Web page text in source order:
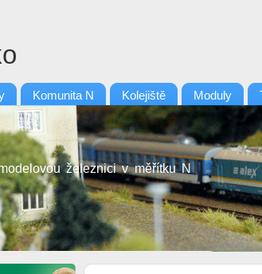
Komunita N Kolejiště Moduly
železnici v měřítku N